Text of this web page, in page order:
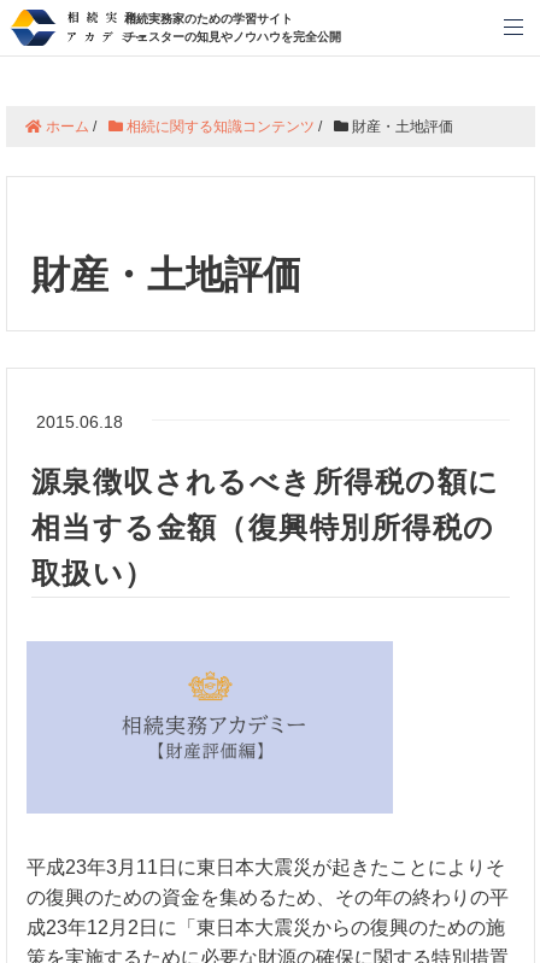
相続実務家のための学習サイト
チェスターの知見やノウハウを完全公開
メ
ホーム / 相続に関する知識コンテンツ / 財産・土地評価
財産・土地評価
2015.06.18
源泉徴収されるべき所得税の額に
相当する金額（復興特別所得税の
取扱い）
平成23年3月11日に東日本大震災が起きたことによりそ
の復興のための資金を集めるため、その年の終わりの平
成23年12月2日に「東日本大震災からの復興のための施
策を実施するために必要な財源の確保に関する特別措置